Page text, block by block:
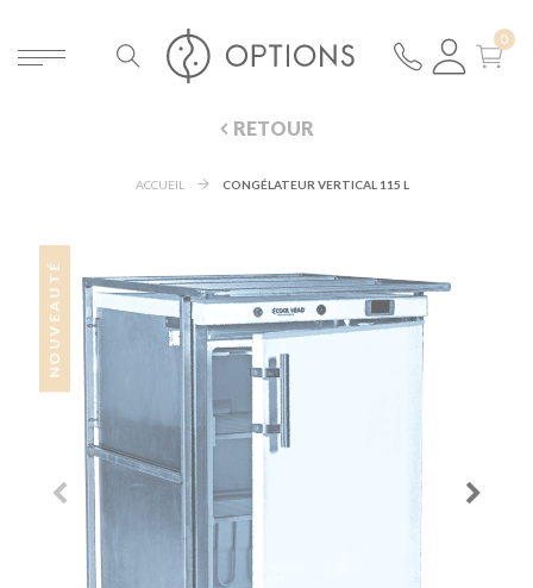
RETOUR
ACCUEIL CONGÉLATEUR VERTICAL 115 L
NOUVEAUTÉ